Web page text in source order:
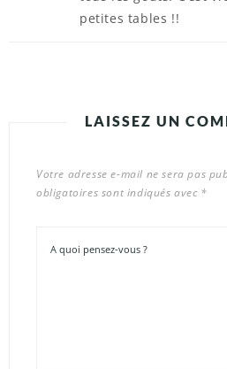
petites tables !!
LAISSEZ UN
Votre adresse e-mail ne sera pas
obligatoires sont indiqués avec *